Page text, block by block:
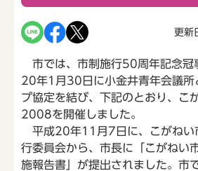
更新
市では、市制施行50周年記念冠
20年1月30日に小金井青年会議所
プ協定を結び、下記のとおり、こ
2008を開催しました。
平成20年11月7日に、こがねい
行委員会から、市長に「こがねい
施報告書」が提出されました。市